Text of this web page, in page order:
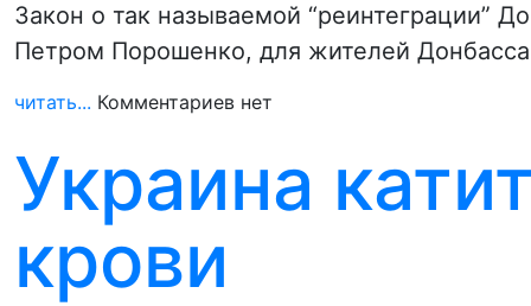
Закон о так называемой “реинтеграции”
Петром Порошенко, для жителей
читать... Комментариев нет
Украина
крови